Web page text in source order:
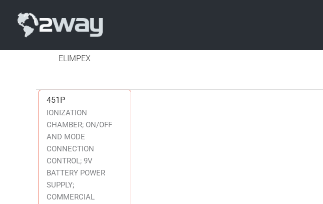
ELIMPEX
451P
IONIZATION
CHAMBER; ON/OFF
AND MODE
CONNECTION
CONTROL; 9V
BATTERY POWER
SUPPLY;
COMMERCIAL
451P